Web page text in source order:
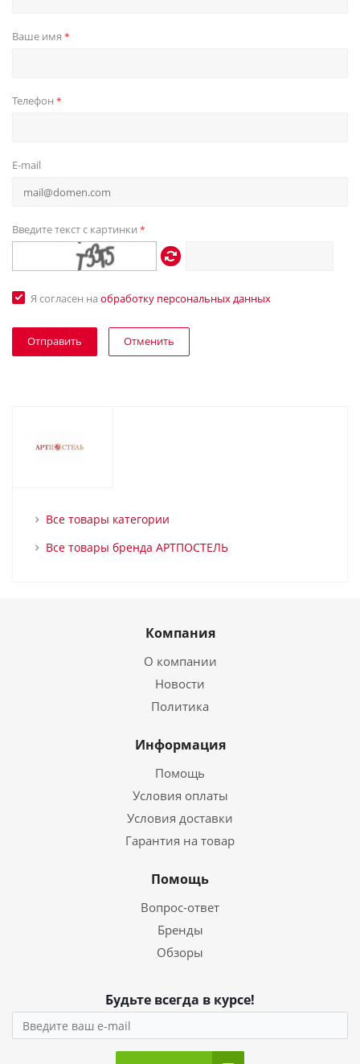
Ваше имя *
Телефон *
E-mail
Введите текст с картинки *
Я согласен на обработку персональных данных
Отменить
Все товары категории
Все товары бренда АРТПОСТЕЛЬ
Компания
О компании
Новости
Политика
Информация
Помощь
Условия оплаты
Условия доставки
Гарантия на товар
Помощь
Вопрос-ответ
Бренды
Обзоры
Будьте всегда в курсе!